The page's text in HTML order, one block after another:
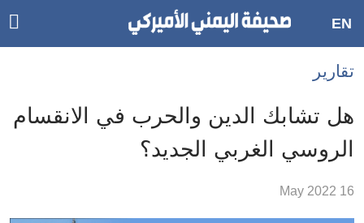
Accessibility
links
الرئيسي
الأقسام
EN
تقارير
هل تشابك الدين والحرب في الانقسام
الروسي الغربي الجديد؟
16 May 2022